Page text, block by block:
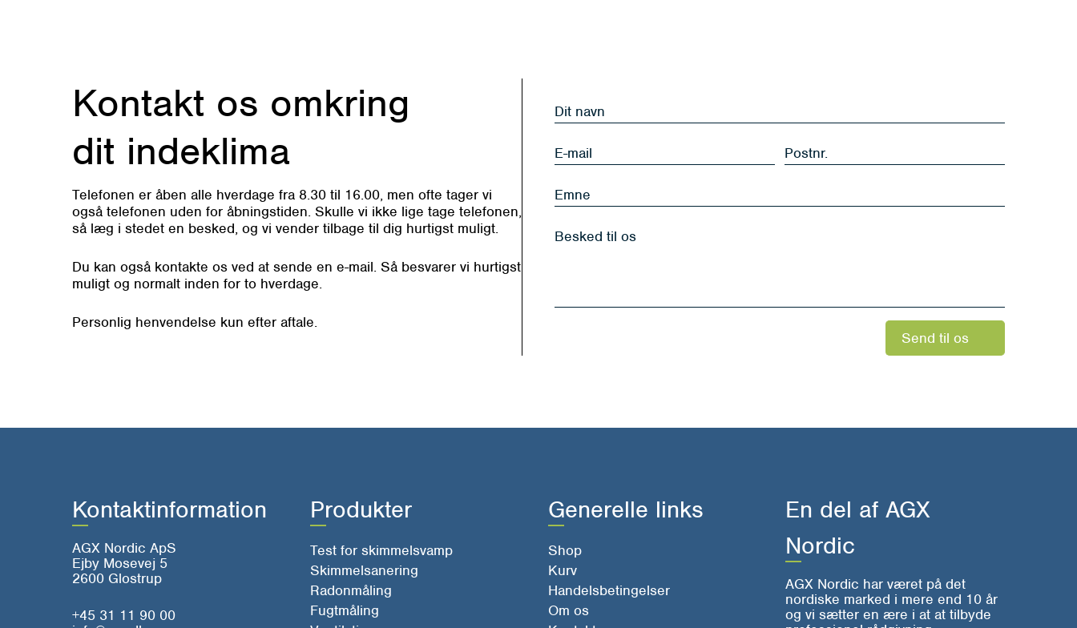
Kontakt os omkring
dit indeklima
Telefonen er åben alle hverdage fra 8.30 til 16.00, men ofte tager vi
også telefonen uden for åbningstiden. Skulle vi ikke lige tage telefonen,
så læg i stedet en besked, og vi vender tilbage til dig hurtigst muligt.
Du kan også kontakte os ved at sende en e-mail. Så besvarer vi hurtigst
muligt og normalt inden for to hverdage.
Personlig henvendelse kun efter aftale.
Dit
navn
E-
mail
Postnr.
*
Emne
Besked
Send til os
Kontaktinformation
AGX Nordic ApS
Ejby Mosevej 5
2600 Glostrup
+45 31 11 90 00
Produkter
Test for skimmelsvamp
Skimmelsanering
Radonmåling
Fugtmåling
Generelle links
Shop
Kurv
Handelsbetingelser
Om os
En del af AGX
Nordic
AGX Nordic har været på det
nordiske marked i mere end 10 år
og vi sætter en ære i at at tilbyde